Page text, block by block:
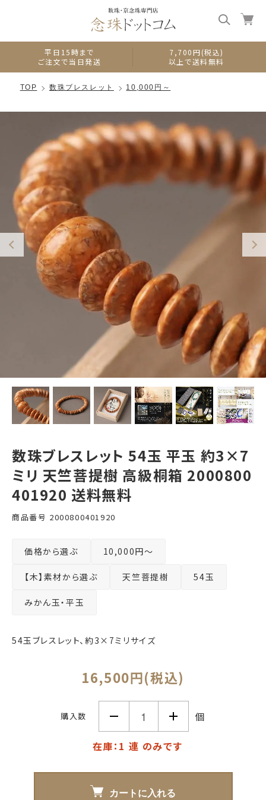
平日15時まで
ご注文で当日発送
7,700円(税込)
以上で送料無料
TOP 数珠ブレスレット 10,000円～
数珠ブレスレット 54玉 平玉 約3×7
ミリ 天竺菩提樹 高級桐箱 2000800
401920 送料無料
商品番号 2000800401920
価格から選ぶ 10,000円～
【木】素材から選ぶ 天竺菩提樹 54玉
みかん玉・平玉
54玉ブレスレット、約3×7ミリサイズ
16,500円(税込)
購入数 個
在庫：1 連 のみです
カートに入れる